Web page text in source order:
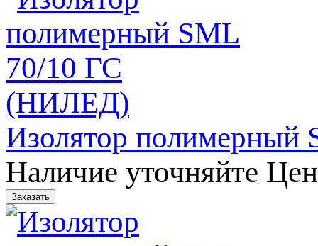
Изолятор
Наличие уточняйте